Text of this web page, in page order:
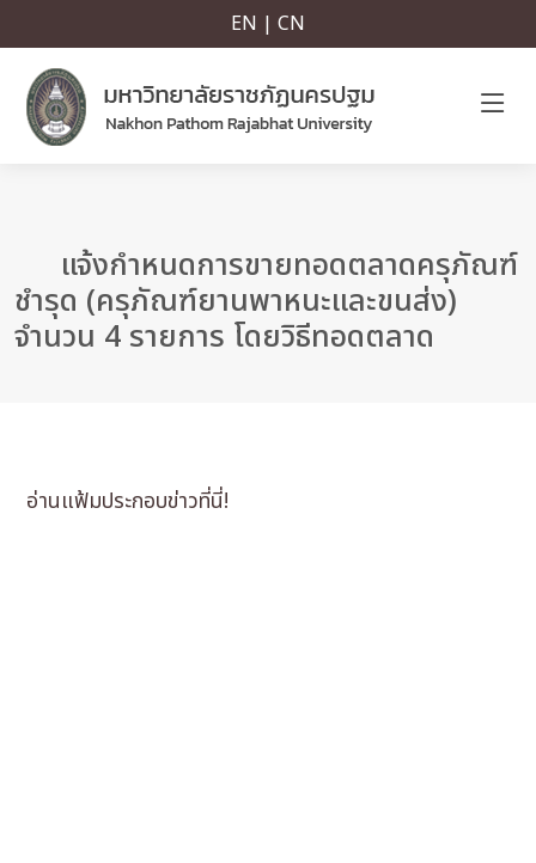
EN | CN
แจ้งกำหนดการขายทอดตลาดครุภัณฑ์
ชำรุด (ครุภัณฑ์ยานพาหนะและขนส่ง)
จำนวน 4 รายการ โดยวิธีทอดตลาด
อ่านแฟ้มประกอบข่าวที่นี่!